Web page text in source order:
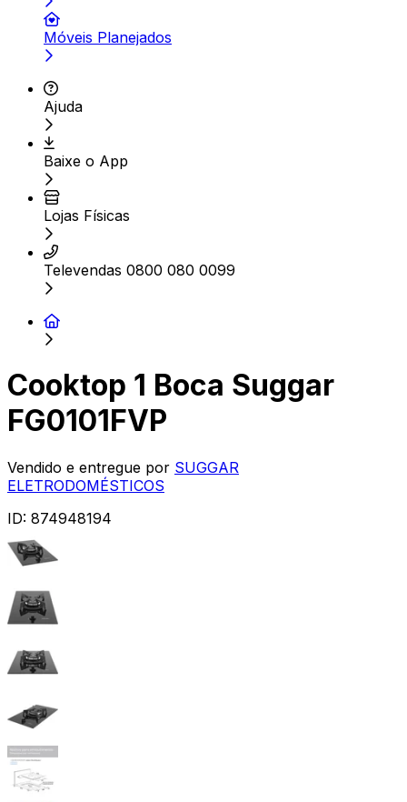
Móveis Planejados
Ajuda
Baixe o App
Lojas Físicas
Televendas 0800 080 0099
Cooktop 1 Boca Suggar
FG0101FVP
Vendido e entregue por SUGGAR
ELETRODOMÉSTICOS
ID: 874948194